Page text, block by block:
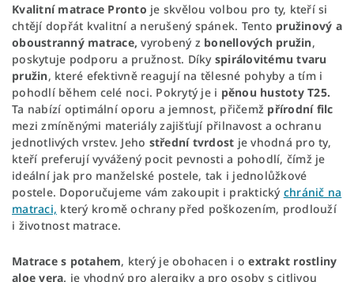
Kvalitní matrace Pronto je skvělou volbou pro ty, kteří si
chtějí dopřát kvalitní a nerušený spánek. Tento pružinový a
oboustranný matrace, vyrobený z bonellových pružin,
poskytuje podporu a pružnost. Díky spirálovitému tvaru
pružin, které efektivně reagují na tělesné pohyby a tím i
pohodlí během celé noci. Pokrytý je i pěnou hustoty T25.
Ta nabízí optimální oporu a jemnost, přičemž přírodní filc
mezi zmíněnými materiály zajišťují přilnavost a ochranu
jednotlivých vrstev. Jeho střední tvrdost je vhodná pro ty,
kteří preferují vyvážený pocit pevnosti a pohodlí, čímž je
ideální jak pro manželské postele, tak i jednolůžkové
postele. Doporučujeme vám zakoupit i praktický chránič na
matraci, který kromě ochrany před poškozením, prodlouží
i životnost matrace.
Matrace s potahem, který je obohacen i oextrakt rostliny
aloe vera, je vhodný pro alergiky a pro osoby s citlivou